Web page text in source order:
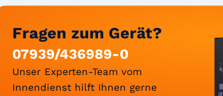
Fragen zum Gerät?
07939/436989-0
Unser Experten-Team vom
Innendienst hilft Ihnen gerne